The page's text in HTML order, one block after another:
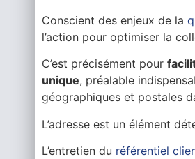
Conscient des enjeux de la
l’action pour optimiser la
C’est précisément pour
unique, préalable
géographiques et postales
L’adresse est un élément
L’entretien du référentiel